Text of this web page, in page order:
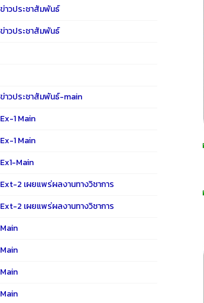
ข่าวประชาสัมพันธ์
ข่าวประชาสัมพันธ์
ข่าวประชาสัมพันธ์-main
Ex-1 Main
Ex-1 Main
Ex1-Main
Ext-2 เผยแพร่ผลงานทางวิชาการ
Ext-2 เผยแพร่ผลงานทางวิชาการ
Main
Main
Main
Main